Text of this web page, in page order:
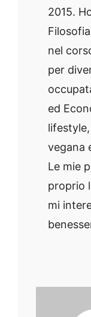
2015.
nel
per
ed
vegana
Le mie
proprio
mi